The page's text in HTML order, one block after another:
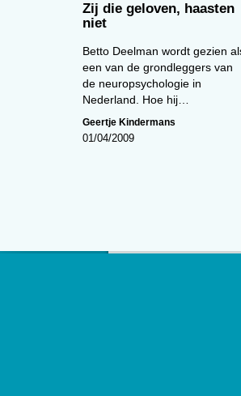
Zij die geloven, haasten
niet
Betto Deelman wordt gezien
een van de grondleggers van
de neuropsychologie in
Nederland. Hoe hij…
Geertje Kindermans
01/04/2009